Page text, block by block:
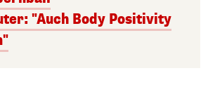
"Auch Body Positivity